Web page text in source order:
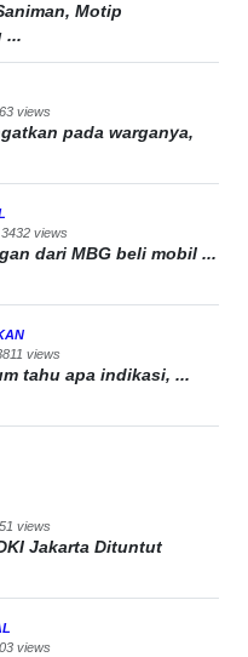
Motip
...
views
pada warganya,
3432 views
dari MBG beli mobil ...
views
tahu apa indikasi, ...
views
Jakarta Dituntut
views